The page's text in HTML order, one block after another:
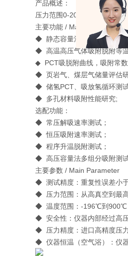
产品概述：
压力范围0-20MPa，温度范
主要功能 / Main Function
◆ 静态容量法高压气体吸附;
◆ 高温高压气体吸附脱附等
◆ PCT吸脱附曲线，吸附常
◆ 页岩气、煤层气储量评估
◆ 储氢PCT、吸放氢循环测
◆ 多孔材料吸附性能研究;
选配功能：
◆ 常压解吸速率测试；
◆ 恒压吸附速率测试；
◆ 程序升温脱附测试；
◆ 高压容量法多组分吸附测试
主要参数 / Main Parameter
◆ 测试精度：重复性误差
◆ 压力范围：从高真空到
◆ 温度范围：-196℃到900℃
◆ 安全性：仪器内部经过高
◆ 压力精度：进口高精度压
◆ 仪器恒温（空气浴）：仪